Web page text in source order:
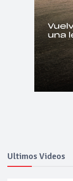
Ultimos Videos